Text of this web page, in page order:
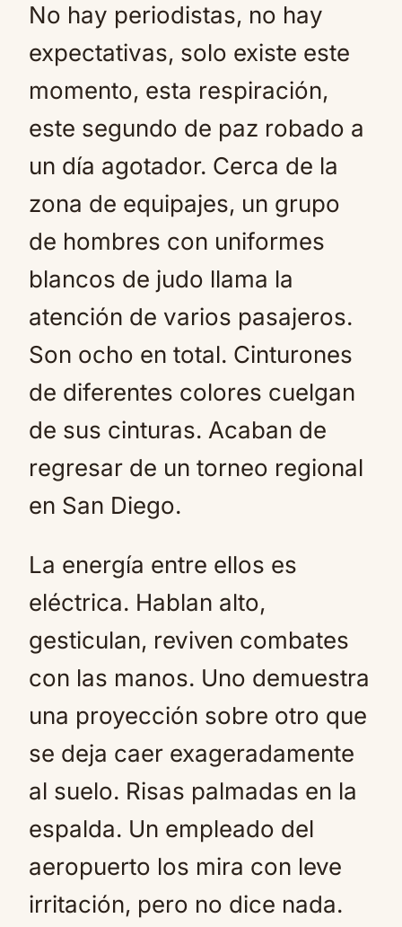
No hay periodistas, no hay
expectativas, solo existe este
momento, esta respiración,
este segundo de paz robado a
un día agotador. Cerca de la
zona de equipajes, un grupo
de hombres con uniformes
blancos de judo llama la
atención de varios pasajeros.
Son ocho en total. Cinturones
de diferentes colores cuelgan
de sus cinturas. Acaban de
regresar de un torneo regional
en San Diego.
La energía entre ellos es
eléctrica. Hablan alto,
gesticulan, reviven combates
con las manos. Uno demuestra
una proyección sobre otro que
se deja caer exageradamente
al suelo. Risas palmadas en la
espalda. Un empleado del
aeropuerto los mira con leve
irritación, pero no dice nada.